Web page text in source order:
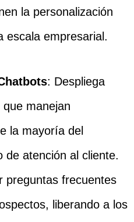
la personalización
escala empresarial.
: Despliega
manejan
la mayoría del
de atención al cliente.
preguntas frecuentes
liberando a los